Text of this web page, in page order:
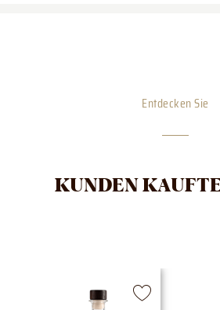
Entdecken Sie
KUNDEN